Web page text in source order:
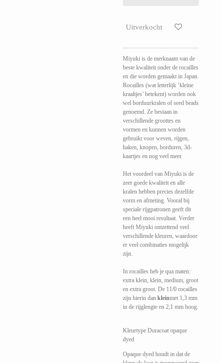
Uitverkocht
Miyuki is de merknaam van de
beste kwaliteit onder de rocailles
en die worden gemaakt in Japan.
Rocailles (wat letterlijk ‘kleine
kraaltjes’ betekent) worden ook
wel borduurkralen of seed beads
genoemd. Ze bestaan in
verschillende groottes en
vormen en kunnen worden
gebruikt voor weven, rijgen,
haken, knopen, borduren, 3d-
kaartjes en nog veel meer.
Het voordeel van Miyuki is de
zeer goede kwaliteit en alle
kralen hebben precies dezelfde
vorm en afmeting. Vooral bij
speciale rijgpatronen geeft dit
een heel mooi resultaat. Verder
heeft Miyuki ontzettend veel
verschillende kleuren, waardoor
er veel combinaties mogelijk
zijn.
In rocailles heb je qua maten:
extra klein, klein, medium, groot
en extra groot. De 11/0 rocailles
zijn hierin dan kleinmet 1,3 mm
in de rijglengte en 2,1 mm hoog.
Kleurtype Duracoat opaque
dyed
Opaque dyed houdt in dat de